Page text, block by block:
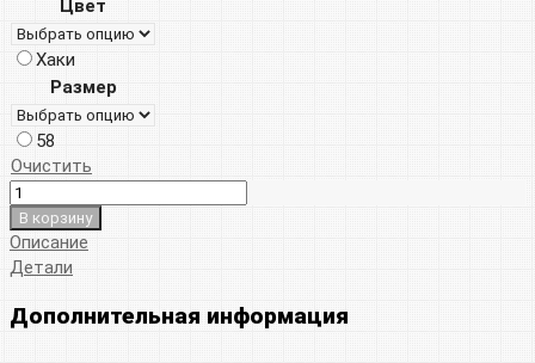
Цвет
Хаки
Размер
58
Очистить
В корзину
Описание
Детали
Дополнительная информация